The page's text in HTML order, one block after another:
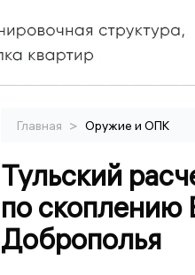
Главная > Оружие и ОПК
Тульский
по скоплению
Доброполья